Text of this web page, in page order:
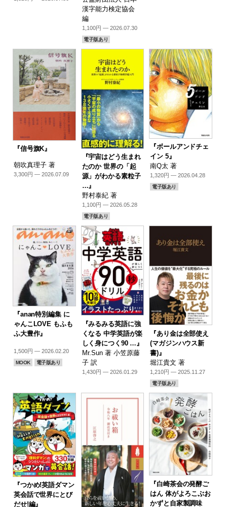
漢字能力検定協会
編
1,100円 — 2026.07.30
電子版あり
『信号旗K』
朝吹真理子 著
3,300円 — 2026.07.09
『宇宙はどう生まれ
たのか 世界の「起
源」がわかる素粒子
…』
野村泰紀 著
1,100円 — 2026.05.28
電子版あり
『ボールアンドチェ
イン 5』
南Q太 著
1,320円 — 2026.04.28
電子版あり
『anan特別編集 に
ゃんこLOVE もふも
ふ大豊作』
1,500円 — 2026.02.20
MOOK 電子版あり
『みるみる英語に強
くなる 中学英語が楽
しく身につく90 …』
Mr.Sun 著 小笠原藤
子 訳
1,430円 — 2026.01.29
『あり金は全部使え
(マガジンハウス新
書)』
堀江貴文 著
1,210円 — 2025.11.27
電子版あり
『つかめ!英語ダマン
英会話で世界にとび
だせ!編』
『白崎茶会の発酵ご
はん 体がよろこぶお
かずと自家製調味